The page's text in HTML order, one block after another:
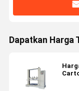
Dapatkan Harga